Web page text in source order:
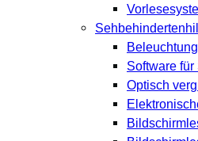
Beleuchtung
Software
Optisch